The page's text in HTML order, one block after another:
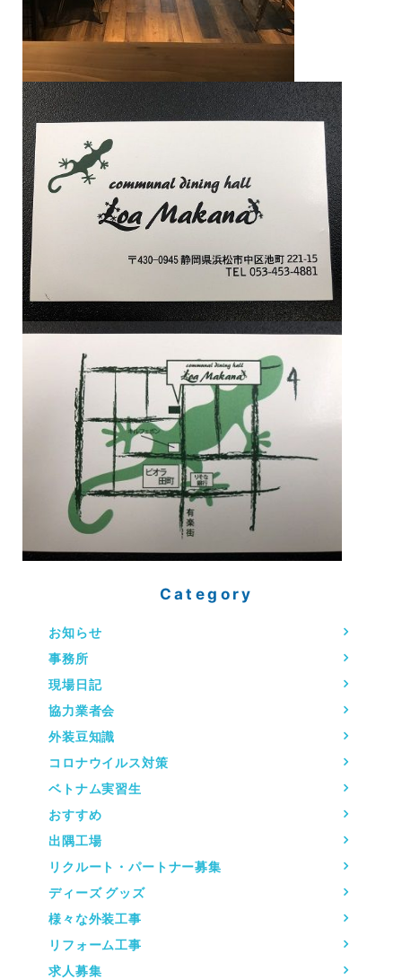
Category
お知らせ
事務所
現場日記
協力業者会
外装豆知識
コロナウイルス対策
ベトナム実習生
おすすめ
出隅工場
リクルート・パートナー募集
ディーズ グッズ
様々な外装工事
リフォーム工事
求人募集